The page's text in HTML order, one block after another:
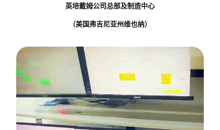
英培戴姆公司总部及制造中心
（美国弗吉尼亚州维也纳）